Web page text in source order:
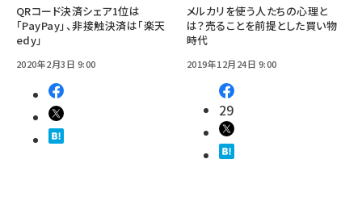
QRコード決済シェア1位は
「PayPay」、非接触決済は「楽天
edy」
2020年2月3日 9:00
メルカリを使う人たちの心理と
は？売ることを前提とした買い物
時代
2019年12月24日 9:00
29